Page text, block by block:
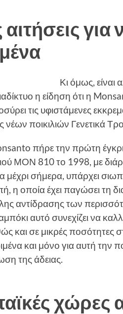
για
Κι όμως, είναι
η είδηση ότι η
τις υφιστάμενες
νέων ποικιλιών Γενετικά
πήρε την πρώτη
ΜΟΝ 810 το 1998, με
μέχρι σήμερα, υπάρχει
η οποία έχει παγώσει τη
αντίδρασης των
αυτό συνεχίζει να
και σε μικρές
και μόνο για αυτή την
της άδειας.
χώρες